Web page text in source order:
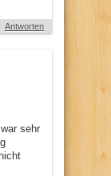
Antworten
sehr